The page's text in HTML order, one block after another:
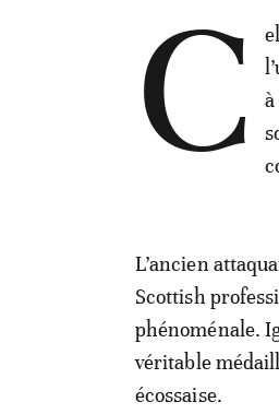
C
L’ancien
Scottish
phénoménale.
véritable
écossaise.